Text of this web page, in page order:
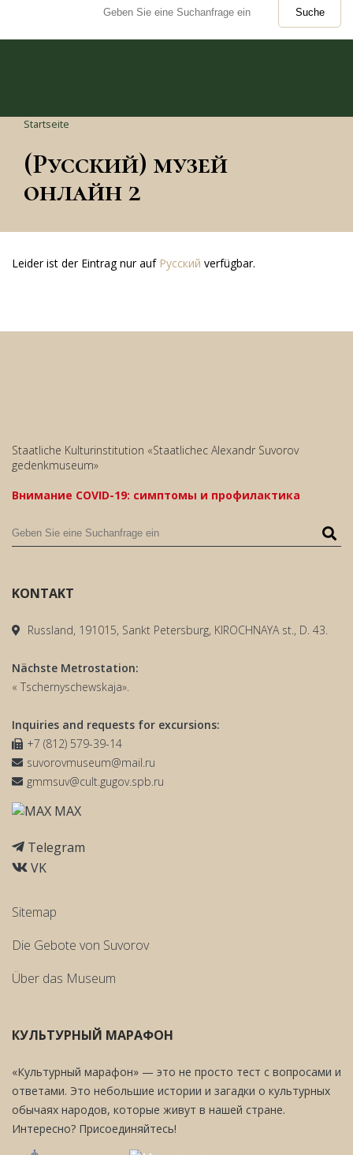
Suche
Startseite
(Русский) музей
онлайн 2
Leider ist der Eintrag nur auf Русский verfügbar.
Staatliche Kulturinstitution «Staatlichec Alexandr Suvorov
gedenkmuseum»
Внимание COVID-19: симптомы и профилактика
KONTAKT
Russland, 191015, Sankt Petersburg, KIROCHNAYA st., D. 43.
Nächste Metrostation:
« Tschernyschewskaja».
Inquiries and requests for excursions:
+7 (812) 579-39-14
suvorovmuseum@mail.ru
gmmsuv@cult.gugov.spb.ru
MAX
Telegram
VK
Sitemap
Die Gebote von Suvorov
Über das Museum
КУЛЬТУРНЫЙ МАРАФОН
«Культурный марафон» — это не просто тест с вопросами и
ответами. Это небольшие истории и загадки о культурных
обычаях народов, которые живут в нашей стране.
Интересно? Присоединяйтесь!